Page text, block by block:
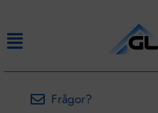
Frågor?